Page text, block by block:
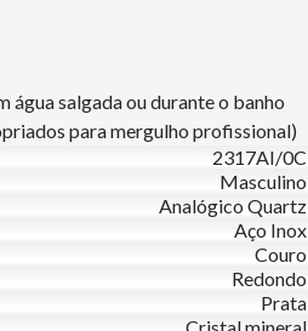
água salgada ou durante o banho
para mergulho profissional)
2317AI/0C
Masculino
Analógico Quartz
Aço Inox
Couro
Redondo
Prata